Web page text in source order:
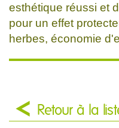
esthétique réussi et
pour un effet
herbes, économie
Retour à la